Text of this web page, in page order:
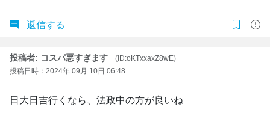
返信する
投稿者: コスパ悪すぎます
(ID:oKTxxaxZ8wE)
投稿日時：2024年 09月 10日 06:48
日大日吉行くなら、法政中の方が良いね